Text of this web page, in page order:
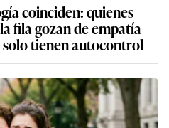
coinciden: quienes
fila gozan de empatía
tienen autocontrol